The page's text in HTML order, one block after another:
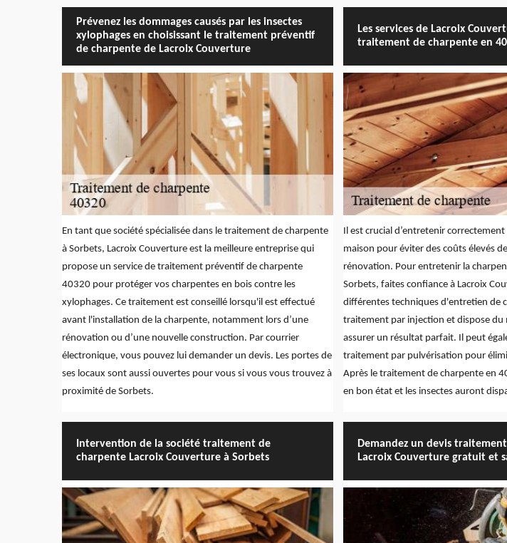
Prévenez les dommages causés par les insectes
xylophages en choisissant le traitement préventif
de charpente de Lacroix Couverture
En tant que société spécialisée dans le traitement de charpente
à Sorbets, Lacroix Couverture est la meilleure entreprise qui
propose un service de traitement préventif de charpente
40320 pour protéger vos charpentes en bois contre les
xylophages. Ce traitement est conseillé lorsqu'il est effectué
avant l'installation de la charpente, notamment lors d’une
rénovation ou d’une nouvelle construction. Par courrier
électronique, vous pouvez lui demander un devis. Les portes de
ses locaux sont aussi ouvertes pour vous si vous vous trouvez à
proximité de Sorbets.
Les services de Lacroix
traitement de charpente en
Il est crucial d’entretenir
maison pour éviter des coûts élevés
rénovation. Pour entretenir la
Sorbets, faites confiance à Lacroix
différentes techniques d'entretien de
traitement par injection et dispose du
assurer un résultat parfait. Il peut
traitement par pulvérisation pour
Après le traitement de charpente en
en bon état et les insectes auront
Intervention de la société traitement de
charpente Lacroix Couverture à Sorbets
Demandez un devis
Lacroix Couverture gratuit et